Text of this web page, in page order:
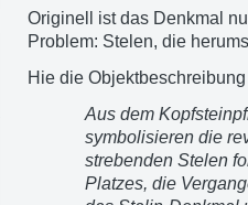
Originell ist das Denkmal
Problem: Stelen, die
Hie die
Aus dem
symbolisieren die
strebenden Stelen
Platzes, die